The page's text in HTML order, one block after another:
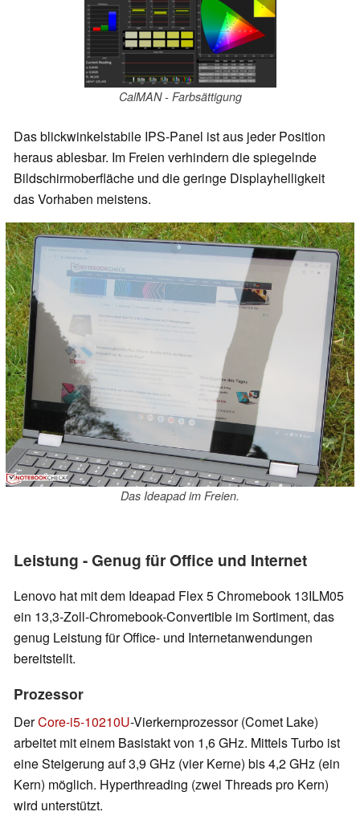
CalMAN - Farbsättigung
Das blickwinkelstabile IPS-Panel ist aus jeder Position
heraus ablesbar. Im Freien verhindern die spiegelnde
Bildschirmoberfläche und die geringe Displayhelligkeit
das Vorhaben meistens.
Das Ideapad im Freien.
Leistung - Genug für Office und Internet
Lenovo hat mit dem Ideapad Flex 5 Chromebook 13ILM05
ein 13,3-Zoll-Chromebook-Convertible im Sortiment, das
genug Leistung für Office- und Internetanwendungen
bereitstellt.
Prozessor
DerCore-i5-10210U-Vierkernprozessor (Comet Lake)
arbeitet mit einem Basistakt von 1,6 GHz. Mittels Turbo ist
eine Steigerung auf 3,9 GHz (vier Kerne) bis 4,2 GHz (ein
Kern) möglich. Hyperthreading (zwei Threads pro Kern)
wird unterstützt.